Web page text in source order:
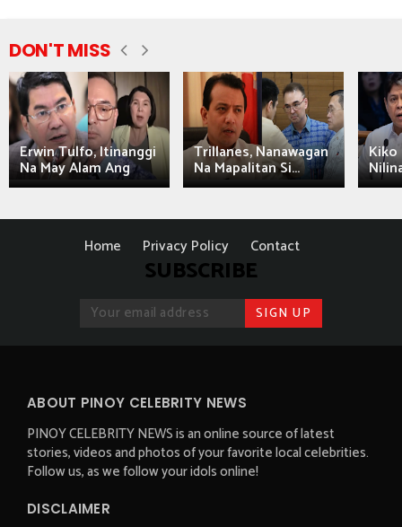
DON'T MISS
Erwin Tulfo, Itinanggi
Na May Alam Ang
Trillanes, Nanawagan
Na Mapalitan Si...
Kiko
Home Privacy Policy Contact
SUBSCRIBE
ABOUT PINOY CELEBRITY NEWS
PINOY CELEBRITY NEWS is an online source of latest
stories, videos and photos of your favorite local celebrities.
Follow us, as we follow your idols online!
DISCLAIMER